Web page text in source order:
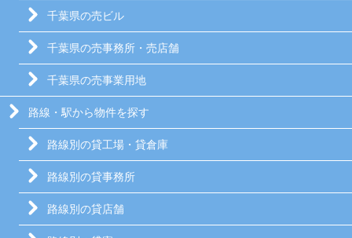
千葉県の売ビル
千葉県の売事務所・売店舗
千葉県の売事業用地
路線・駅から物件を探す
路線別の貸工場・貸倉庫
路線別の貸事務所
路線別の貸店舗